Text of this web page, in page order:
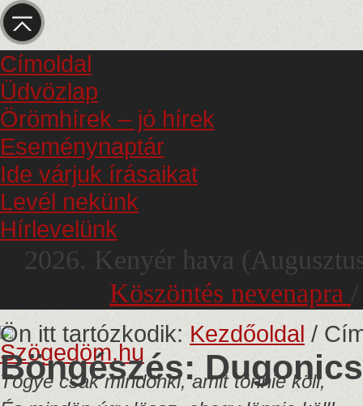
Címoldal
Üdvözlap
Örömhírek – jó hírek
Eseménynaptár
Ide várjuk írásaikat
Levél nekünk
Hírlevelünk
2026. Kenyér hava
Köszöntés nevenapra
Tögye csak mindönki, amit tönnie köll,
Ön itt tartózkodik: Kezdőoldal /
Böngészés: